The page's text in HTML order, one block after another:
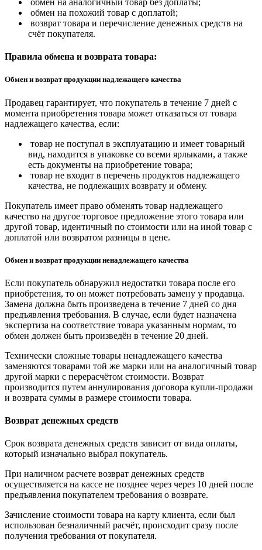
обмен на аналогичный товар без доплаты;
обмен на похожий товар с доплатой;
возврат товара и перечисление денежных средств на
счёт покупателя.
Правила обмена и возврата товара:
Обмен и возврат продукции надлежащего качества
Продавец гарантирует, что покупатель в течение 7 дней с
момента приобретения товара может отказаться от товара
надлежащего качества, если:
товар не поступал в эксплуатацию и имеет товарный
вид, находится в упаковке со всеми ярлыками, а также
есть документы на приобретение товара;
товар не входит в перечень продуктов надлежащего
качества, не подлежащих возврату и обмену.
Покупатель имеет право обменять товар надлежащего
качество на другое торговое предложение этого товара или
другой товар, идентичный по стоимости или на иной товар с
доплатой или возвратом разницы в цене.
Обмен и возврат продукции ненадлежащего качества
Если покупатель обнаружил недостатки товара после его
приобретения, то он может потребовать замену у продавца.
Замена должна быть произведена в течение 7 дней со дня
предъявления требования. В случае, если будет назначена
экспертиза на соответствие товара указанным нормам, то
обмен должен быть произведён в течение 20 дней.
Технически сложные товары ненадлежащего качества
заменяются товарами той же марки или на аналогичный товар
другой марки с перерасчётом стоимости. Возврат
производится путем аннулирования договора купли-продажи
и возврата суммы в размере стоимости товара.
Возврат денежных средств
Срок возврата денежных средств зависит от вида оплаты,
который изначально выбрал покупатель.
При наличном расчете возврат денежных средств
осуществляется на кассе не позднее через через 10 дней после
предъявления покупателем требования о возврате.
Зачисление стоимости товара на карту клиента, если был
использован безналичный расчёт, происходит сразу после
получения требования от покупателя.